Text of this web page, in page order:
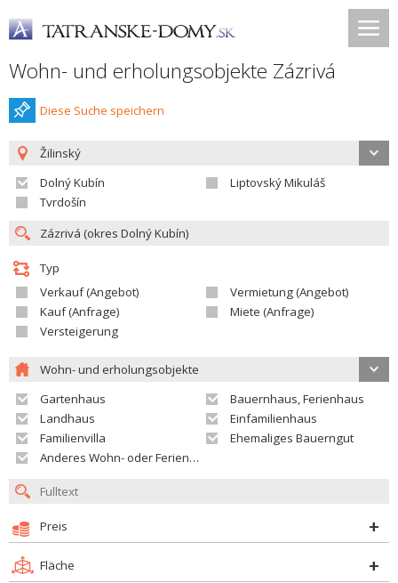
Wohn- und erholungsobjekte Zázrivá
Diese Suche speichern
Žilinský
Dolný Kubín
Liptovský Mikuláš
Tvrdošín
Typ
Verkauf (Angebot)
Vermietung (Angebot)
Kauf (Anfrage)
Miete (Anfrage)
Versteigerung
Wohn- und erholungsobjekte
Gartenhaus
Bauernhaus, Ferienhaus
Landhaus
Einfamilienhaus
Familienvilla
Ehemaliges Bauerngut
Anderes Wohn- oder Ferienobjekt
Preis
Fläche